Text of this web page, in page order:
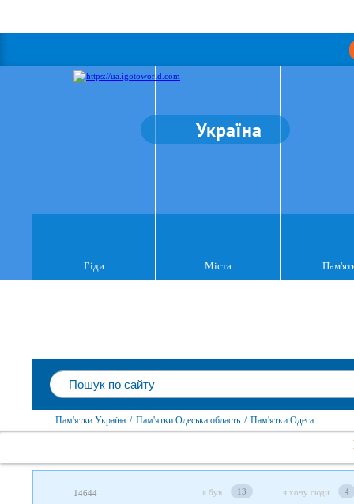
Україна
Гіди Міста
Пам'ятки Україна / Пам'ятки Одеська область / Пам'ятки Одеса
14644 я був 13 я хочу сюди 4